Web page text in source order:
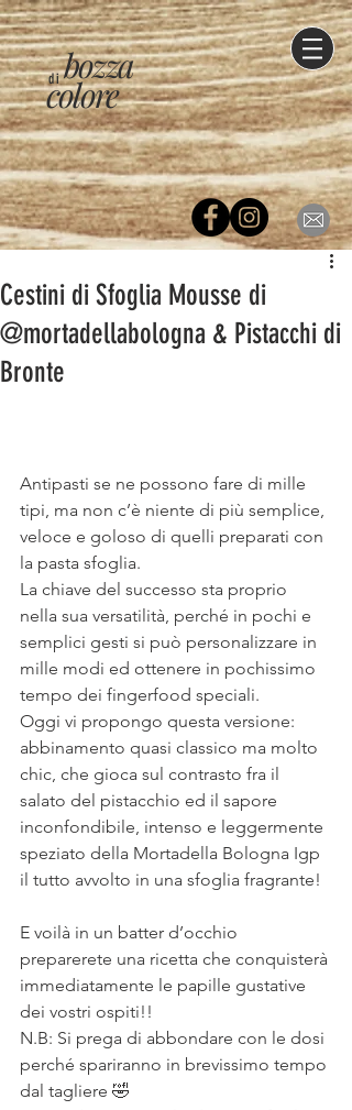
di
colore
bozza
Cestini di Sfoglia Mousse di
@mortadellabologna & Pistacchi di
Bronte
Antipasti se ne possono fare di mille
tipi, ma non c’è niente di più semplice,
veloce e goloso di quelli preparati con
la pasta sfoglia.
La chiave del successo sta proprio
nella sua versatilità, perché in pochi e
semplici gesti si può personalizzare in
mille modi ed ottenere in pochissimo
tempo dei fingerfood speciali.
Oggi vi propongo questa versione:
abbinamento quasi classico ma molto
chic, che gioca sul contrasto fra il
salato del pistacchio ed il sapore
inconfondibile, intenso e leggermente
speziato della Mortadella Bologna Igp
il tutto avvolto in una sfoglia fragrante!
E voilà in un batter d’occhio
preparerete una ricetta che conquisterà
immediatamente le papille gustative
dei vostri ospiti!!
N.B: Si prega di abbondare con le dosi
perché spariranno in brevissimo tempo
dal tagliere 🤣